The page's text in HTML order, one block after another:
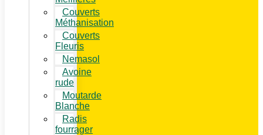
Couverts
Méthanisation
Couverts
Fleuris
Nemasol
Avoine
rude
Moutarde
Blanche
Radis
fourrager